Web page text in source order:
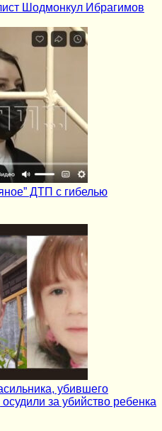
Шодмонкул Ибрагимов
ДТП с гибелью
убившего
за убийство ребенка